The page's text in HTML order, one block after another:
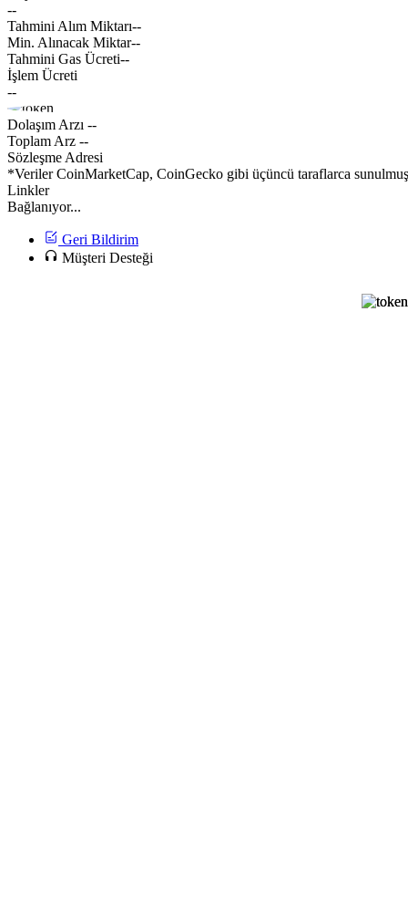
--
Tahmini Alım Miktarı--
Min. Alınacak Miktar--
Tahmini Gas Ücreti--
İşlem Ücreti
--
Dolaşım Arzı --
Toplam Arz --
Sözleşme Adresi
*Veriler CoinMarketCap, CoinGecko gibi üçüncü taraflarca
Linkler
Bağlanıyor...
Geri Bildirim
Müşteri Desteği